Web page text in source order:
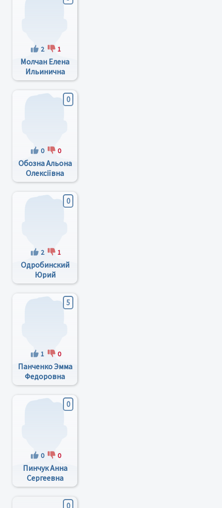
2 1
Молчан Елена
Ильинична
0
0 0
Обозна Альона
Олексіївна
0
2 1
Одробинский
Юрий
Владиславович
5
1 0
Панченко Эмма
Федоровна
0
0 0
Пинчук Анна
Сергеевна
0